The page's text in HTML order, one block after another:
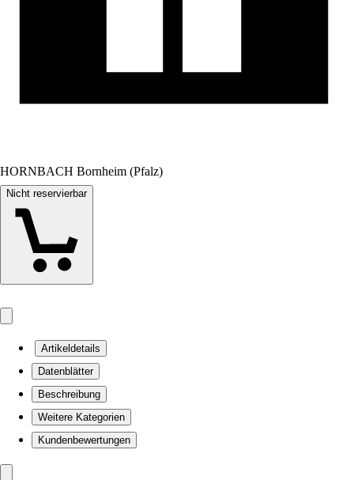
HORNBACH Bornheim (Pfalz)
Nicht reservierbar
Artikeldetails
Datenblätter
Beschreibung
Weitere Kategorien
Kundenbewertungen